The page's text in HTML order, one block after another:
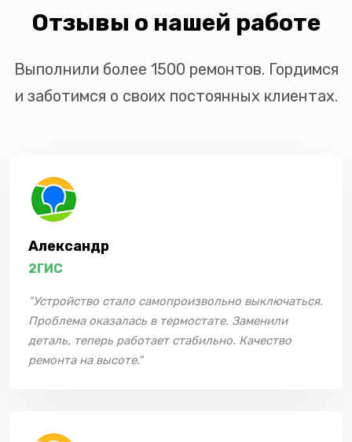
Отзывы о нашей работе
Выполнили более 1500 ремонтов. Гордимся
и заботимся о своих постоянных клиентах.
Александр
2ГИС
"Устройство стало самопроизвольно выключаться.
Проблема оказалась в термостате. Заменили
деталь, теперь работает стабильно. Качество
ремонта на высоте."